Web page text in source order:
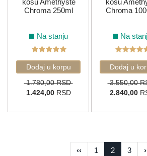
kosu Amethyste
Chroma 250ml
Na stanju
1.780,00 RSD
1.424,00RSD
kosu
Chroma
Na
3.550,00
2.840,00
‹‹ 1 2 3